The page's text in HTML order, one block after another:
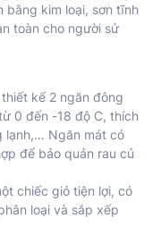
bằng kim loại, sơn tĩnh
toàn cho người sử
kế 2 ngăn đông
0 đến -18 độ C, thích
lạnh,… Ngăn mát có
để bảo quản rau củ
chiếc giỏ tiện lợi, có
loại và sắp xếp